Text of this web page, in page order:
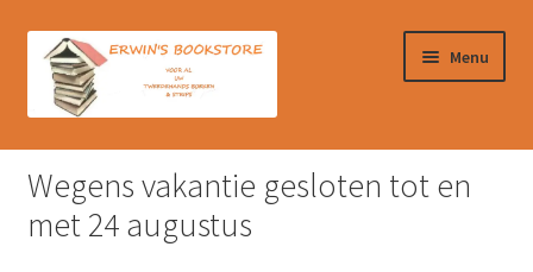
door
naar
naar
Menu
Home
Afrekenen
Wegens vakantie gesloten tot en
met 24 augustus